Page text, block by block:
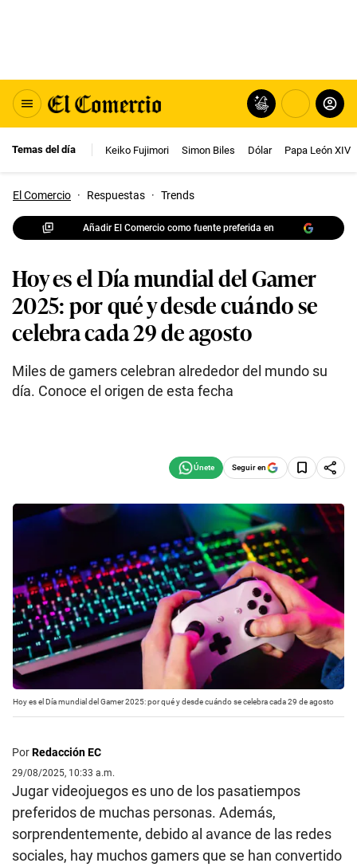
Temas del día Keiko Fujimori Simon Biles Dólar Papa León XIV
El Comercio · Respuestas · Trends
Añadir El Comercio como fuente preferida en
Hoy es el Día mundial del Gamer
2025: por qué y desde cuándo se
celebra cada 29 de agosto
Miles de gamers celebran alrededor del mundo su
día. Conoce el origen de esta fecha
Seguir en
Hoy es el Día mundial del Gamer 2025: por qué y desde cuándo se celebra cada 29 de agosto
PorRedacción EC
29/08/2025, 10:33 a.m.
Jugar videojuegos es uno de los pasatiempos
preferidos de muchas personas. Además,
sorprendentemente, debido al avance de las redes
sociales, hay muchos gamers que se han convertido